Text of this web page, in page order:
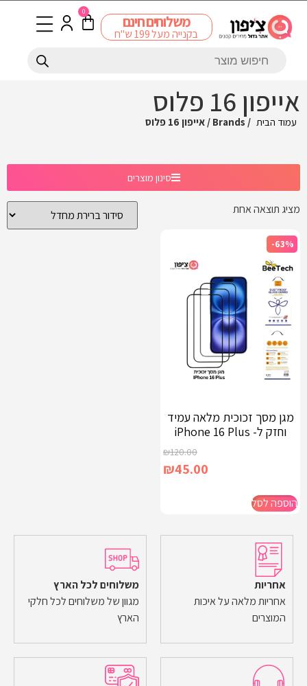
משלוחים חינם
בקנייה מעל 199 ש"ח
0
אייפון 16 פלוס
עמוד הבית / Brands / אייפון 16 פלוס
סינון מוצרים
מציג תוצאה אחת
-63%
מגן מסך זכוכית מלאה עמיד
וחזק ל- iPhone 16 Plus
₪120.00
₪45.00
הוספה לסל
אחריות
אחריות מלאה על איכות
המוצרים
משלוחים לכל הארץ
מגוון של משלוחים לכל חלקי
הארץ